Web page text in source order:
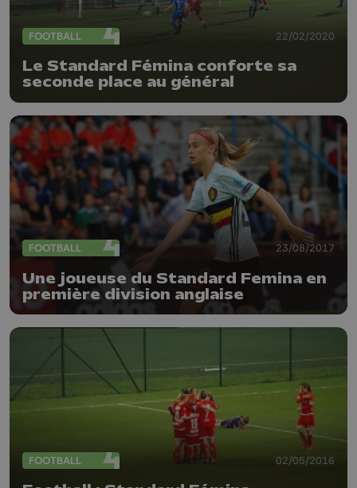
FOOTBALL 22/02/2020
Le Standard Fémina conforte sa
seconde place au général
FOOTBALL 23/08/2017
Une joueuse du Standard Femina en
première division anglaise
FOOTBALL 02/05/2016